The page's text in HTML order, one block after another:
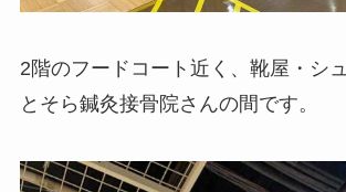
2階のフードコート近く、靴屋・シ
とそら鍼灸接骨院さんの間です。